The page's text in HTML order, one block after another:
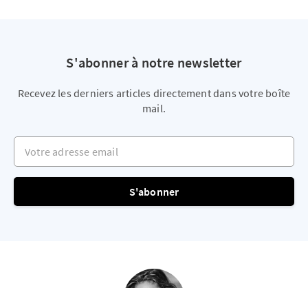
S'abonner à notre newsletter
Recevez les derniers articles directement dans votre boîte
mail.
Votre adresse email
S'abonner